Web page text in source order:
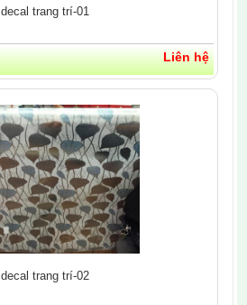
decal trang trí-01
Liên hệ
decal trang trí-02